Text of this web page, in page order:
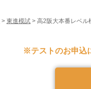
> 東進模試 > 高2阪大本番レベル
※テストのお申込